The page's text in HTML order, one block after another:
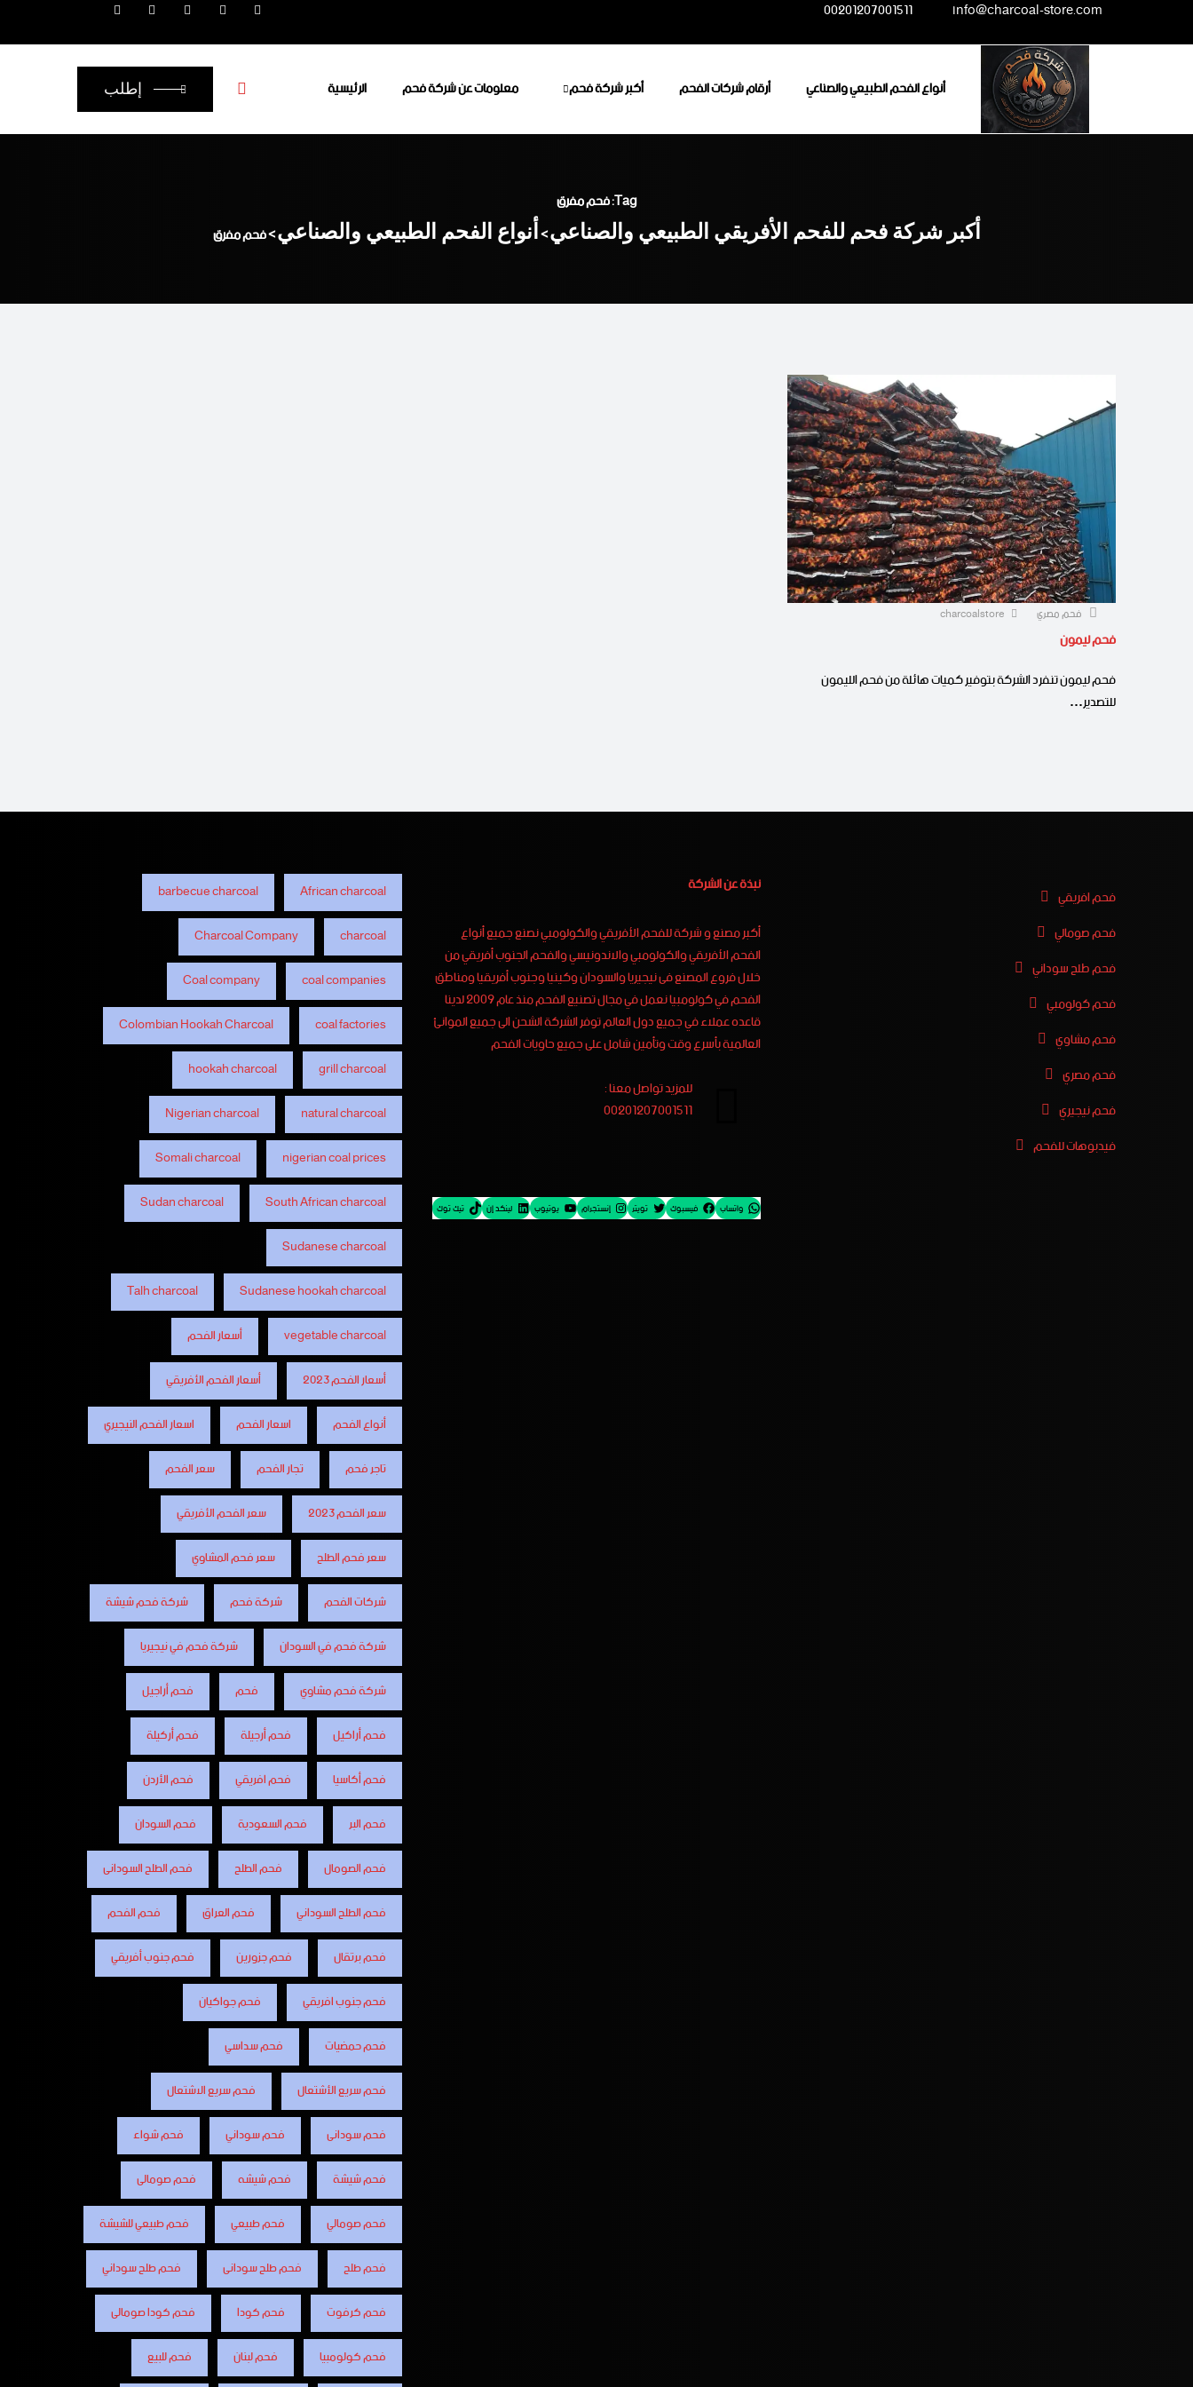
content
info@charcoal-store.com
00201207001511
الرئيسية معلومات عن شركة فحم أكبر شركة فحم أرقام شركات الفحم أنواع الفحم الطبيعي والصناعي إطلب
Tag: فحم مفرق
أكبر شركة فحم للفحم الأفريقي الطبيعي والصناعي>أنواع الفحم الطبيعي والصناعي>فحم مفرق
فحم مصري
فحم ليمون
فحم ليمون تنفرد الشركة بتوفير كميات هائلة من فحم الليمون
للتصدير…
فحم افريقي
فحم صومالي
فحم طلح سوداني
فحم كولومبي
فحم مشاوي
فحم مصري
فحم نيجيري
فيدبوهات للفحم
نبذة عن الشركة
أكبر مصنع و شركة للفحم الأفريقي والكولومبي نصنع جميع أنواع
الفحم الأفريقي والكولومبي والاندونيسي والفحم الجنوب أفريقي من
خلال فروع المصنع فى نيجيريا والسودان وكينيا وجنوب أفريقيا ومناطق
الفحم في كولومبيا نعمل في مجال تصنيع الفحم منذ عام 2009 لدينا
قاعده عملاء في جميع دول العالم توفر الشركة الشحن الى جميع الموانئ
العالمية بأسرع وقت وتأمين شامل على جميع حاويات الفحم
للمزيد تواصل معنا :
00201207001511
واتساب فيسبوك تويتر إنستجرام يوتيوب لينكد إن تيك توك
African charcoal
barbecue charcoal
charcoal
Charcoal Company
coal companies
Coal company
coal factories
Colombian Hookah Charcoal
grill charcoal
hookah charcoal
natural charcoal
Nigerian charcoal
nigerian coal prices
Somali charcoal
South African charcoal
Sudan charcoal
Sudanese charcoal
Sudanese hookah charcoal
Talh charcoal
vegetable charcoal
أسعار الفحم
أسعار الفحم 2023
أسعار الفحم الأفريقي
أنواع الفحم
اسعار الفحم
اسعار الفحم النيجيري
تاجر فحم
تجار الفحم
سعر الفحم
سعر الفحم 2023
سعر الفحم الأفريقي
سعر فحم الطلح
سعر فحم المشاوي
شركات الفحم
شركة فحم
شركة فحم شيشة
شركة فحم في السودان
شركة فحم في نيجيريا
شركة فحم مشاوي
فحم
فحم أراجيل
فحم أراكيل
فحم أرجيلة
فحم أركيلة
فحم أكاسيا
فحم افريقي
فحم الأردن
فحم البر
فحم السعودية
فحم السودان
فحم الصومال
فحم الطلح
فحم الطلح السودانى
فحم الطلح السوداني
فحم العراق
فحم الفحم
فحم برتقال
فحم جزورين
فحم جنوب أفريقي
فحم جنوب افريقي
فحم جواكيان
فحم حمضيات
فحم سداسي
فحم سريع الأشتعال
فحم سريع الاشتعال
فحم سودانى
فحم سوداني
فحم شواء
فحم شيشة
فحم شيشه
فحم صومالى
فحم صومالي
فحم طبيعي
فحم طبيعي للشيشة
فحم طلح
فحم طلح سودانى
فحم طلح سوداني
فحم كرفوت
فحم كودا
فحم كودا صومالى
فحم كولومبيا
فحم لبنان
فحم للبيع